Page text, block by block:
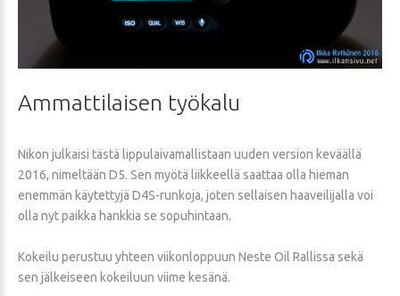
Ammattilaisen työkalu
Nikon julkaisi tästä lippulaivamallistaan uuden version keväällä
2016, nimeltään D5. Sen myötä liikkeellä saattaa olla hieman
enemmän käytettyjä D4S-runkoja, joten sellaisen haaveilijalla voi
olla nyt paikka hankkia se sopuhintaan.
Kokeilu perustuu yhteen viikonloppuun Neste Oil Rallissa sekä
sen jälkeiseen kokeiluun viime kesänä.